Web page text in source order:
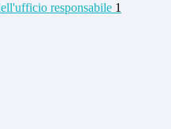
responsabile 1